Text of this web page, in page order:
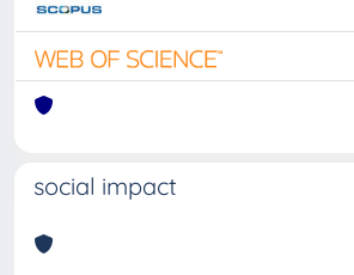
social impact